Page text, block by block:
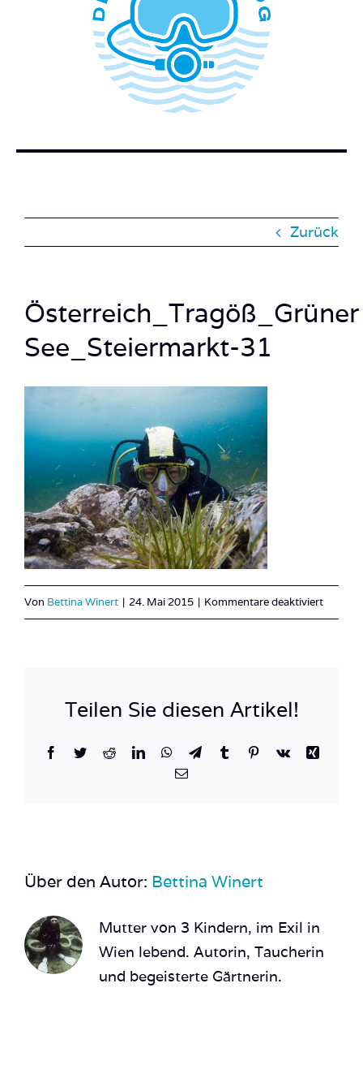
WER STECKT HINTER DEM TAUCHERBLOG?
BUCH BESTELLEN
Zurück
Österreich_Tragöß_Grüner
See_Steiermarkt-31
Von Bettina Winert | 24. Mai 2015 | Kommentare deaktiviertfür
Teilen Sie diesen Artikel!
Facebook
TwitterRedditLinkedInWhatsApp
TelegramTumblrPinterest
Vk
Xing
E-
Über den Autor: Bettina Winert
Mutter von 3 Kindern, im Exil in
Wien lebend. Autorin, Taucherin
und begeisterte Gärtnerin.